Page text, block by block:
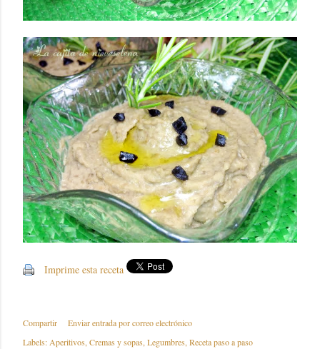
Imprime esta receta
Compartir
Enviar entrada por correo electrónico
Labels: Aperitivos Cremas y sopas Legumbres Receta paso a paso